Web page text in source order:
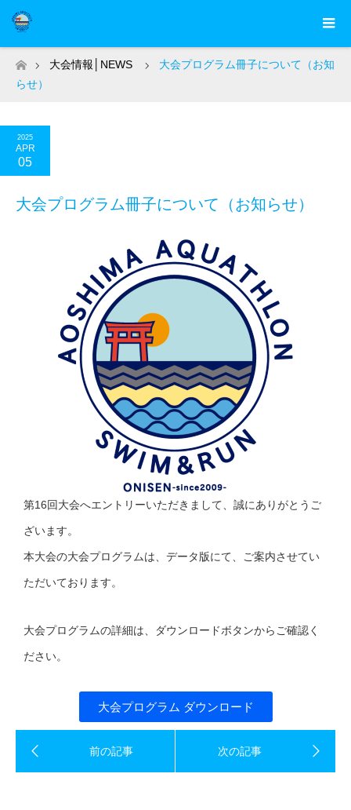
ホーム
大会情報│NEWS
大会プログラム冊子について（お知
らせ）
2025
APR
05
大会プログラム冊子について（お知らせ）
第16回大会へエントリーいただきまして、誠にありがとうご
ざいます。
本大会の大会プログラムは、データ版にて、ご案内させてい
ただいております。
大会プログラムの詳細は、ダウンロードボタンからご確認く
ださい。
大会プログラム ダウンロード